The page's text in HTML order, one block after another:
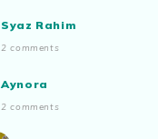
Syaz Rahim
2 comments
Aynora
2 comments